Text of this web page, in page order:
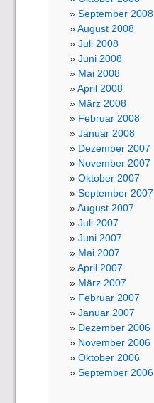
September 2008
August 2008
Juli 2008
Juni 2008
Mai 2008
April 2008
März 2008
Februar 2008
Januar 2008
Dezember 2007
November 2007
Oktober 2007
September 2007
August 2007
Juli 2007
Juni 2007
Mai 2007
April 2007
März 2007
Februar 2007
Januar 2007
Dezember 2006
November 2006
Oktober 2006
September 2006